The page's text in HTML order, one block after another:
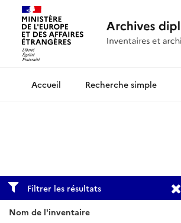
Archives diplomatiquesRecherche simple
Filtrer les résultats
Nom de l'inventaire